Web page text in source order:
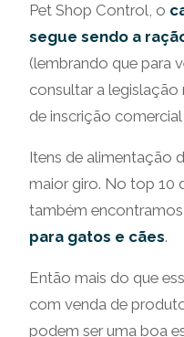
Pet Shop Control, o
segue sendo a
(lembrando que para
consultar a
de inscrição comercial
Itens de alimentação
maior giro. No top 10
também
para gatos e cães.
Então mais do que
com venda de
podem ser uma boa